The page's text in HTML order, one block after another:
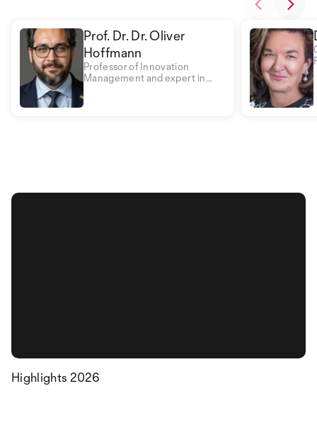
Prof. Dr. Dr. Oliver
Hoffmann
Professor of Innovation
Management and expert in
Highlights 2026